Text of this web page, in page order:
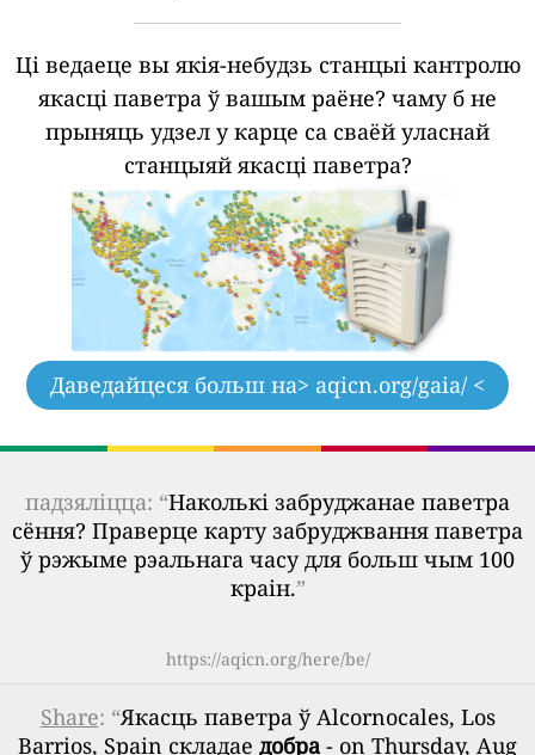
Ці ведаеце вы якія-небудзь станцыі кантролю
якасці паветра ў вашым раёне? чаму б не
прыняць удзел у карце са сваёй уласнай
станцыяй якасці паветра?
Даведайцеся больш на> aqicn.org/gaia/ <
падзяліцца: “Наколькі забруджанае паветра
сёння? Праверце карту забруджвання паветра
ў рэжыме рэальнага часу для больш чым 100
краін.”
https://aqicn.org/here/be/
Share: “Якасць паветра ў Alcornocales, Los
Barrios, Spain складае добра - on Thursday, Aug